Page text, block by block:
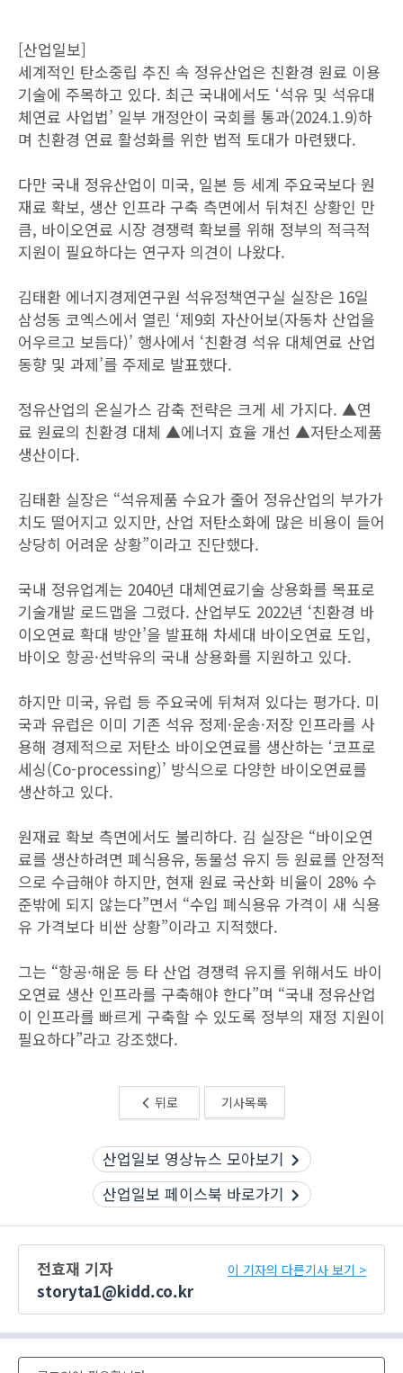
[산업일보]
세계적인 탄소중립 추진 속 정유산업은 친환경 원료 이용
기술에 주목하고 있다. 최근 국내에서도 ‘석유 및 석유대
체연료 사업법’ 일부 개정안이 국회를 통과(2024.1.9)하
며 친환경 연료 활성화를 위한 법적 토대가 마련됐다.
다만 국내 정유산업이 미국, 일본 등 세계 주요국보다 원
재료 확보, 생산 인프라 구축 측면에서 뒤쳐진 상황인 만
큼, 바이오연료 시장 경쟁력 확보를 위해 정부의 적극적
지원이 필요하다는 연구자 의견이 나왔다.
김태환 에너지경제연구원 석유정책연구실 실장은 16일
삼성동 코엑스에서 열린 ‘제9회 자산어보(자동차 산업을
어우르고 보듬다)’ 행사에서 ‘친환경 석유 대체연료 산업
동향 및 과제’를 주제로 발표했다.
정유산업의 온실가스 감축 전략은 크게 세 가지다. ▲연
료 원료의 친환경 대체 ▲에너지 효율 개선 ▲저탄소제품
생산이다.
김태환 실장은 “석유제품 수요가 줄어 정유산업의 부가가
치도 떨어지고 있지만, 산업 저탄소화에 많은 비용이 들어
상당히 어려운 상황”이라고 진단했다.
국내 정유업계는 2040년 대체연료기술 상용화를 목표로
기술개발 로드맵을 그렸다. 산업부도 2022년 ‘친환경 바
이오연료 확대 방안’을 발표해 차세대 바이오연료 도입,
바이오 항공·선박유의 국내 상용화를 지원하고 있다.
하지만 미국, 유럽 등 주요국에 뒤쳐져 있다는 평가다. 미
국과 유럽은 이미 기존 석유 정제·운송·저장 인프라를 사
용해 경제적으로 저탄소 바이오연료를 생산하는 ‘코프로
세싱(Co-processing)’ 방식으로 다양한 바이오연료를
생산하고 있다.
원재료 확보 측면에서도 불리하다. 김 실장은 “바이오연
료를 생산하려면 폐식용유, 동물성 유지 등 원료를 안정적
으로 수급해야 하지만, 현재 원료 국산화 비율이 28% 수
준밖에 되지 않는다”면서 “수입 폐식용유 가격이 새 식용
유 가격보다 비싼 상황”이라고 지적했다.
그는 “항공·해운 등 타 산업 경쟁력 유지를 위해서도 바이
오연료 생산 인프라를 구축해야 한다”며 “국내 정유산업
이 인프라를 빠르게 구축할 수 있도록 정부의 재정 지원이
필요하다”라고 강조했다.
뒤로 기사목록
산업일보 영상뉴스 모아보기
산업일보 페이스북 바로가기
전효재 기자
storyta1@kidd.co.kr
이 기자의 다른기사 보기 >